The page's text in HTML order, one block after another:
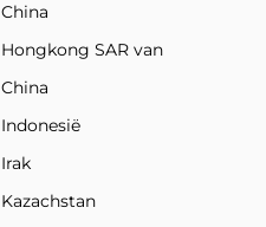
China
Hongkong SAR van
China
Indonesië
Irak
Kazachstan